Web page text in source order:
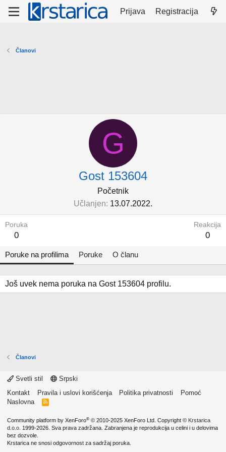
Prijava Registracija
Članovi
G
Gost 153604
Početnik
Učlanjen 13.07.2022.
Poruka
0
Reakcija
0
Poruke na profilima Poruke O članu
Još uvek nema poruka na Gost 153604 profilu.
Članovi
Svetli stil
Srpski
Kontakt
Pravila i uslovi korišćenja Politika privatnosti
Pomoć
Naslovna
R
Community platform by XenForo® © 2010-2025 XenForo Ltd. Copyright © Krstarica
d.o.o. 1999-2026. Sva prava zadržana. Zabranjena je reprodukcija u celini i u delovima
bez dozvole.
Krstarica ne snosi odgovornost za sadržaj poruka.